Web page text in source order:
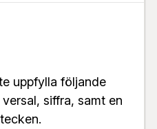
uppfylla följande
siffra, samt en